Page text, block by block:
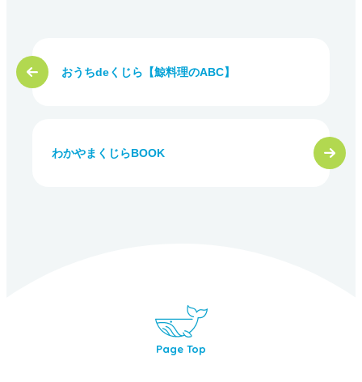
おうちdeくじら【鯨料理のABC】
わかやまくじらBOOK
Page Top